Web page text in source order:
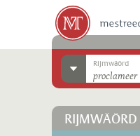
Rijmwäörd
RIJMWÄÖRD